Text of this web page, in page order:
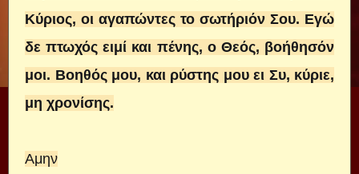
Κύριος, οι αγαπώντες το σωτήριόν Σου. Εγώ
δε πτωχός ειμί και πένης, ο Θεός, βοήθησόν
μοι. Βοηθός μου, και ρύστης μου ει Συ, κύριε,
μη χρονίσης.
Αμην